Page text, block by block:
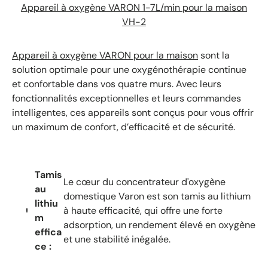
Appareil à oxygène VARON 1-7L/min pour la maison
VH-2
Appareil à oxygène VARON pour la maisonsont la
solution optimale pour une oxygénothérapie continue
et confortable dans vos quatre murs. Avec leurs
fonctionnalités exceptionnelles et leurs commandes
intelligentes, ces appareils sont conçus pour vous offrir
un maximum de confort, d’efficacité et de sécurité.
Tamis
au
lithiu
m
effica
ce :
Le cœur du concentrateur d'oxygène
domestique Varon est son tamis au lithium
à haute efficacité, qui offre une forte
adsorption, un rendement élevé en oxygène
et une stabilité inégalée.